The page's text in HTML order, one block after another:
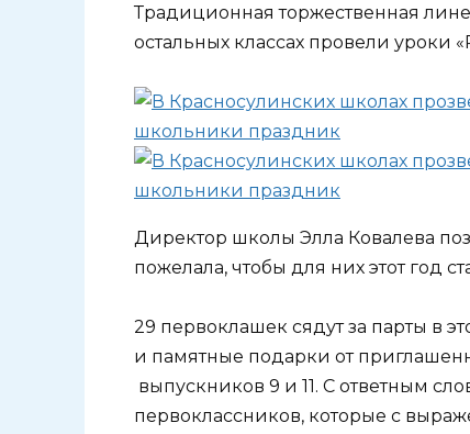
Традиционная торжественная
остальных классах провели уроки
Директор школы Элла Ковалева
пожелала, чтобы для них этот год
29 первоклашек сядут за парты в
и памятные подарки от
выпускников 9 и 11 . С ответным
первоклассников, которые с